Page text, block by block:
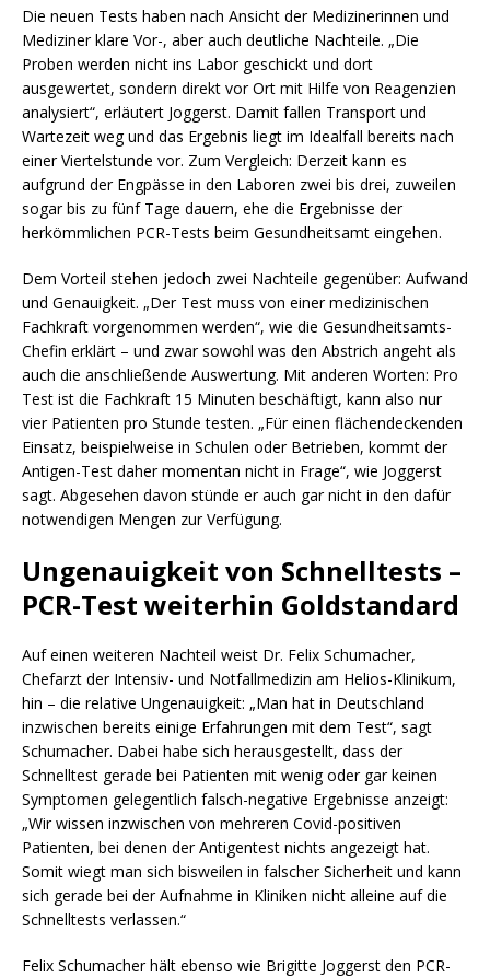
Die neuen Tests haben nach Ansicht der Medizinerinnen und
Mediziner klare Vor-, aber auch deutliche Nachteile. „Die
Proben werden nicht ins Labor geschickt und dort
ausgewertet, sondern direkt vor Ort mit Hilfe von Reagenzien
analysiert“, erläutert Joggerst. Damit fallen Transport und
Wartezeit weg und das Ergebnis liegt im Idealfall bereits nach
einer Viertelstunde vor. Zum Vergleich: Derzeit kann es
aufgrund der Engpässe in den Laboren zwei bis drei, zuweilen
sogar bis zu fünf Tage dauern, ehe die Ergebnisse der
herkömmlichen PCR-Tests beim Gesundheitsamt eingehen.
Dem Vorteil stehen jedoch zwei Nachteile gegenüber: Aufwand
und Genauigkeit. „Der Test muss von einer medizinischen
Fachkraft vorgenommen werden“, wie die Gesundheitsamts-
Chefin erklärt – und zwar sowohl was den Abstrich angeht als
auch die anschließende Auswertung. Mit anderen Worten: Pro
Test ist die Fachkraft 15 Minuten beschäftigt, kann also nur
vier Patienten pro Stunde testen. „Für einen flächendeckenden
Einsatz, beispielweise in Schulen oder Betrieben, kommt der
Antigen-Test daher momentan nicht in Frage“, wie Joggerst
sagt. Abgesehen davon stünde er auch gar nicht in den dafür
notwendigen Mengen zur Verfügung.
Ungenauigkeit von Schnelltests –
PCR-Test weiterhin Goldstandard
Auf einen weiteren Nachteil weist Dr. Felix Schumacher,
Chefarzt der Intensiv- und Notfallmedizin am Helios-Klinikum,
hin – die relative Ungenauigkeit: „Man hat in Deutschland
inzwischen bereits einige Erfahrungen mit dem Test“, sagt
Schumacher. Dabei habe sich herausgestellt, dass der
Schnelltest gerade bei Patienten mit wenig oder gar keinen
Symptomen gelegentlich falsch-negative Ergebnisse anzeigt:
„Wir wissen inzwischen von mehreren Covid-positiven
Patienten, bei denen der Antigentest nichts angezeigt hat.
Somit wiegt man sich bisweilen in falscher Sicherheit und kann
sich gerade bei der Aufnahme in Kliniken nicht alleine auf die
Schnelltests verlassen.“
Felix Schumacher hält ebenso wie Brigitte Joggerst den PCR-